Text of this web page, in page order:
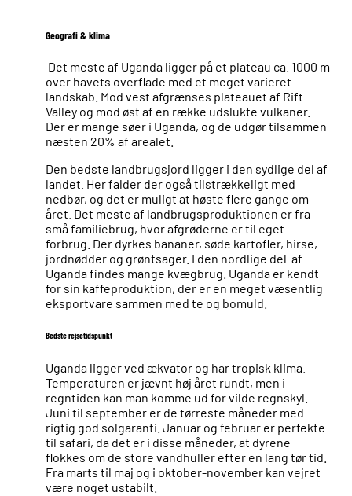
Geografi & klima
Det meste af Uganda ligger på et plateau ca. 1000 m
over havets overflade med et meget varieret
landskab. Mod vest afgrænses plateauet af Rift
Valley og mod øst af en række udslukte vulkaner.
Der er mange søer i Uganda, og de udgør tilsammen
næsten 20% af arealet.
Den bedste landbrugsjord ligger i den sydlige del af
landet. Her falder der også tilstrækkeligt med
nedbør, og det er muligt at høste flere gange om
året. Det meste af landbrugsproduktionen er fra
små familiebrug, hvor afgrøderne er til eget
forbrug. Der dyrkes bananer, søde kartofler, hirse,
jordnødder og grøntsager. I den nordlige del af
Uganda findes mange kvægbrug. Uganda er kendt
for sin kaffeproduktion, der er en meget væsentlig
eksportvare sammen med te og bomuld.
Bedste rejsetidspunkt
Uganda ligger ved ækvator og har tropisk klima.
Temperaturen er jævnt høj året rundt, men i
regntiden kan man komme ud for vilde regnskyl.
Juni til september er de tørreste måneder med
rigtig god solgaranti. Januar og februar er perfekte
til safari, da det er i disse måneder, at dyrene
flokkes om de store vandhuller efter en lang tør tid.
Fra marts til maj og i oktober-november kan vejret
være noget ustabilt.